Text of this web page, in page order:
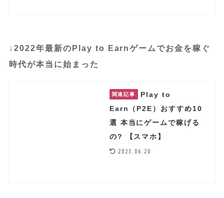
↓ 2022年最新のPlay to Earnゲームでお金を稼ぐ
時代が本当に始まった
関連記事
Play to
Earn（P2E）おすすめ10
選 本当にゲームで稼げる
の? 【スマホ】
2023.06.20